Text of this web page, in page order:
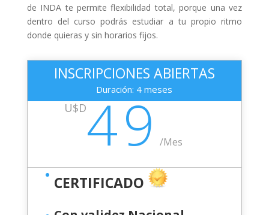
de INDA te permite flexibilidad total, porque una vez
dentro del curso podrás estudiar a tu propio ritmo
donde quieras y sin horarios fijos.
INSCRIPCIONES ABIERTAS
Duración: 4 meses
U$D49/Mes
CERTIFICADO